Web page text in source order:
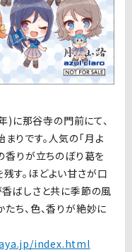
) に那谷寺の門前にて、
りです。人気の「月よ
香りが立ちのぼり葛を
す。ほどよい甘さが口
香ばしさと共に季節の風
ち、色、香りが絶妙に
index.html